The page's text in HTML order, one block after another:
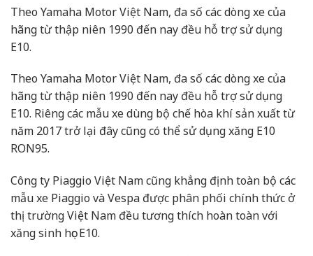
Theo Yamaha Motor Việt Nam, đa số các dòng xe của
hãng từ thập niên 1990 đến nay đều hỗ trợ sử dụng
E10.
Theo Yamaha Motor Việt Nam, đa số các dòng xe của
hãng từ thập niên 1990 đến nay đều hỗ trợ sử dụng
E10. Riêng các mẫu xe dùng bộ chế hòa khí sản xuất từ
năm 2017 trở lại đây cũng có thể sử dụng xăng E10
RON95.
Công ty Piaggio Việt Nam cũng khẳng định toàn bộ các
mẫu xe Piaggio và Vespa được phân phối chính thức ở
thị trường Việt Nam đều tương thích hoàn toàn với
xăng sinh học E10.